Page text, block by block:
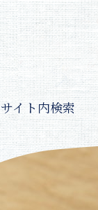
サイト内検索